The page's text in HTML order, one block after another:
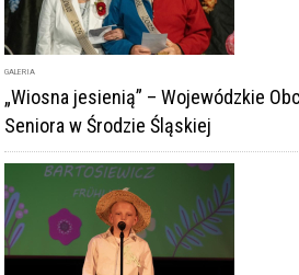
GALERIA
„Wiosna jesienią” – Wojewódzkie
Seniora w Środzie Śląskiej